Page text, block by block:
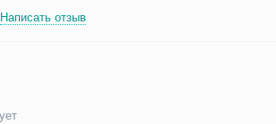
Написать отзыв